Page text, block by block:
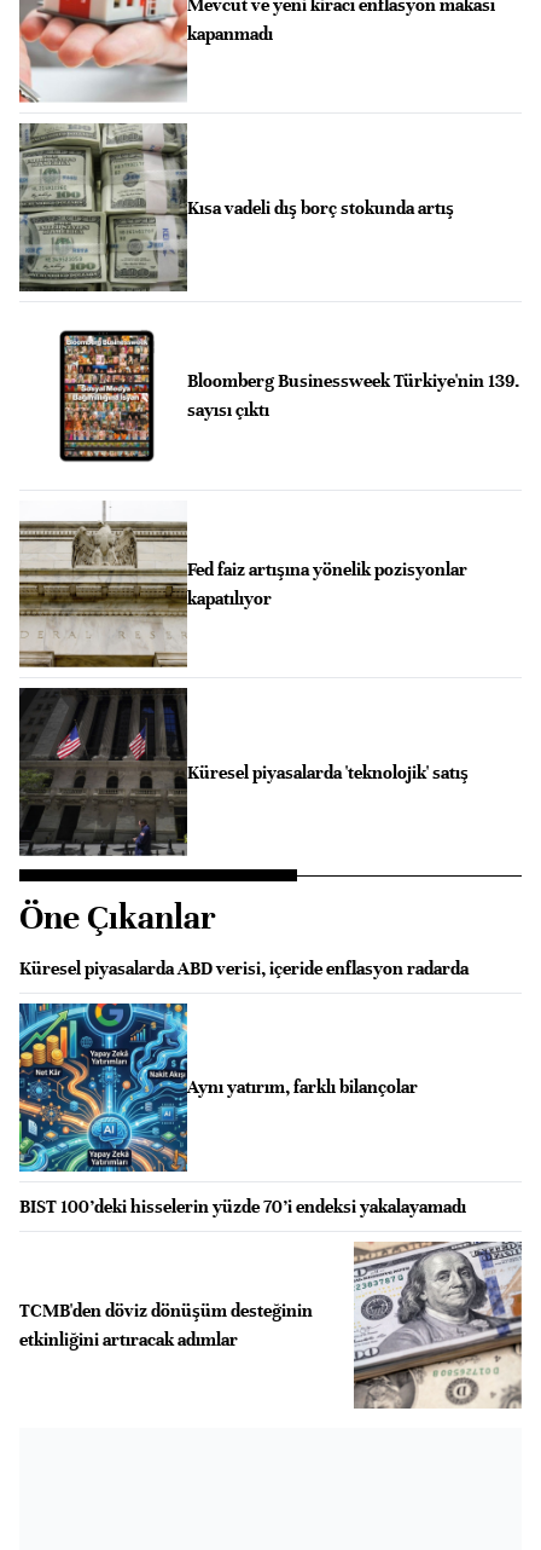
Mevcut ve yeni kiracı enflasyon makası
kapanmadı
Kısa vadeli dış borç stokunda artış
Bloomberg Businessweek Türkiye'nin 139.
sayısı çıktı
Fed faiz artışına yönelik pozisyonlar
kapatılıyor
Küresel piyasalarda 'teknolojik' satış
Öne Çıkanlar
Küresel piyasalarda ABD verisi, içeride enflasyon radarda
Aynı yatırım, farklı bilançolar
BIST 100’deki hisselerin yüzde 70’i endeksi yakalayamadı
TCMB'den döviz dönüşüm desteğinin
etkinliğini artıracak adımlar